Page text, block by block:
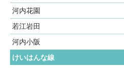
河内花園
若江岩田
河内小阪
けいはんな線